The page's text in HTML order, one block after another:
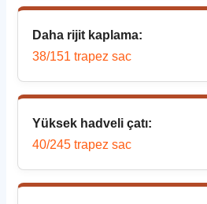
Daha rijit kaplama:
38/151 trapez sac
Yüksek hadveli çatı:
40/245 trapez sac